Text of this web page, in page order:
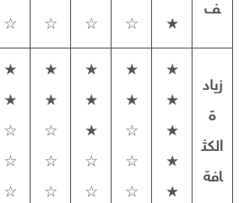
ف
★
☆
☆
☆
☆
زياد
ة
الكث
افة
★
★
★
★
★
★
★
☆
☆
☆
★
★
★
☆
☆
★
★
☆
☆
☆
★
★
☆
☆
☆